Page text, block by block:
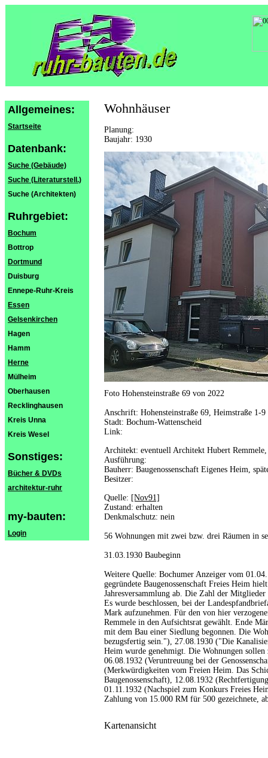
Allgemeines:
Startseite
Datenbank:
Suche (Gebäude)
Suche (Literaturstell.)
Suche (Architekten)
Ruhrgebiet:
Bochum
Bottrop
Dortmund
Duisburg
Ennepe-Ruhr-Kreis
Essen
Gelsenkirchen
Hagen
Hamm
Herne
Mülheim
Oberhausen
Recklinghausen
Kreis Unna
Kreis Wesel
Sonstiges:
Bücher & DVDs
architektur-ruhr
my-bauten:
Login
Wohnhäuser
Planung:
Baujahr: 1930
Foto Hohensteinstraße 69 von 2022
Anschrift: Hohensteinstraße 69, Heimstraße 1-
Stadt: Bochum-Wattenscheid
Link:
Architekt: eventuell Architekt Hubert Remmele,
Ausführung:
Bauherr: Baugenossenschaft Eigenes Heim,
Besitzer:
Quelle: [Nov91]
Zustand: erhalten
Denkmalschutz: nein
56 Wohnungen mit zwei bzw. drei Räumen in
31.03.1930 Baubeginn
Weitere Quelle: Bochumer Anzeiger vom
gegründete Baugenossenschaft Freies Heim
Jahresversammlung ab. Die Zahl der
Es wurde beschlossen, bei der
Mark aufzunehmen. Für den von hier
Remmele in den Aufsichtsrat gewählt. Ende
mit dem Bau einer Siedlung begonnen. Die
bezugsfertig sein."), 27.08.1930 ("Die
Heim wurde genehmigt. Die Wohnungen
06.08.1932 (Veruntreuung bei der
(Merkwürdigkeiten vom Freien Heim. Das
Baugenossenschaft), 12.08.1932
01.11.1932 (Nachspiel zum Konkurs Freies
Zahlung von 15.000 RM für 500 gezeichnete,
Kartenansicht